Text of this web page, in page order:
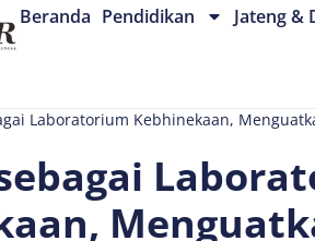
Beranda Pendidikan Jateng &
Laboratorium Kebhinekaan,